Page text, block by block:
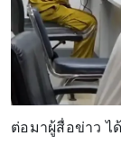
ต่อมาผู้สื่อข่าว ไ